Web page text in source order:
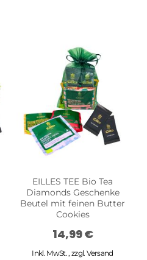
EILLES TEE Bio Tea
Diamonds Geschenke
Beutel mit feinen Butter
Cookies
14,99 €
Inkl. MwSt.,zzgl.Versand